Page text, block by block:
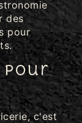
des
pour
c'est